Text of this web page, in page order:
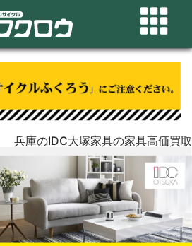
兵庫のIDC大塚家具の家具高価買取